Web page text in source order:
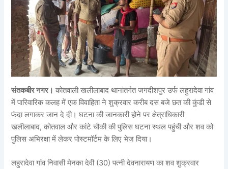
संतकबीर नगर। कोतवाली खलीलाबाद थानांतर्गत जगदीशपुर उर्फ लहुरादेवा गांव
में पारिवारिक कलह में एक विवाहिता ने शुक्रवार करीब दस बजे छत की कुंडी से
फंदा लगाकर जान दे दी। घटना की जानकारी होने पर क्षेत्राधिकारी
खलीलाबाद, कोतवाल और कांटे चौकी की पुलिस घटना स्थल पहुंची और शव को
पुलिस अभिरक्षा में लेकर पोस्टमॉर्टम के लिए भेज दिया।
लहुरादेवा गांव निवासी मेनका देवी (30) पत्नी देवनारायण का शव शुक्रवार